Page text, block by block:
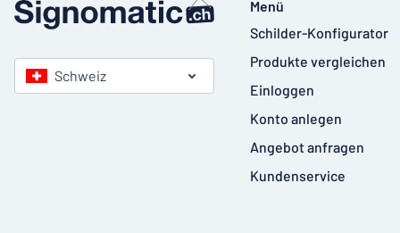
Schweiz
Menü
Schilder-Konfigurator
Produkte vergleichen
Einloggen
Konto anlegen
Angebot anfragen
Kundenservice